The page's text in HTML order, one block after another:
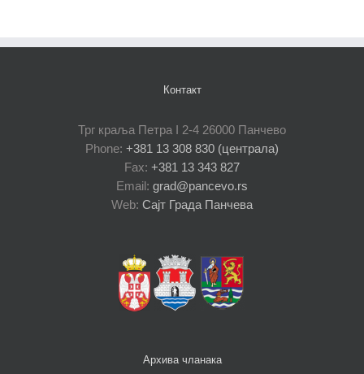
Контакт
Трг краља Петра I 2-4 26000 Панчево
Phone: +381 13 308 830 (централа)
Fax: +381 13 343 827
Email: grad@pancevo.rs
Web: Сајт Града Панчева
Архива чланака